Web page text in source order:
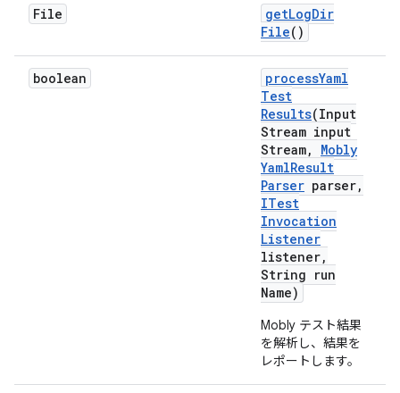
File getLogDir
File()
boolean processYaml
Test
Results(Input
Stream input
Stream,
Mobly
YamlResult
Parser parser,
ITest
Invocation
Listener
listener,
String run
Name)
Mobly テスト結果
を解析し、結果を
レポートします。